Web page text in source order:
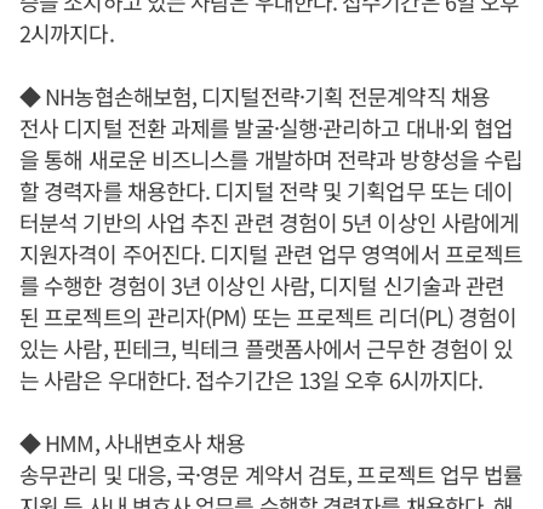
2시까지다.
◆ NH농협손해보험, 디지털전략·기획 전문계약직 채용
전사 디지털 전환 과제를 발굴·실행·관리하고 대내·외 협업
을 통해 새로운 비즈니스를 개발하며 전략과 방향성을 수립
할 경력자를 채용한다. 디지털 전략 및 기획업무 또는 데이
터분석 기반의 사업 추진 관련 경험이 5년 이상인 사람에게
지원자격이 주어진다. 디지털 관련 업무 영역에서 프로젝트
를 수행한 경험이 3년 이상인 사람, 디지털 신기술과 관련
된 프로젝트의 관리자(PM) 또는 프로젝트 리더(PL) 경험이
있는 사람, 핀테크, 빅테크 플랫폼사에서 근무한 경험이 있
는 사람은 우대한다. 접수기간은 13일 오후 6시까지다.
◆ HMM, 사내변호사 채용
송무관리 및 대응, 국·영문 계약서 검토, 프로젝트 업무 법률